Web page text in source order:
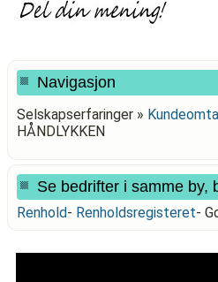
Navigasjon
Selskapserfaringer »
HÅNDLYKKEN
Se bedrifter i samme by,
Renhold- Renholdsregisteret-